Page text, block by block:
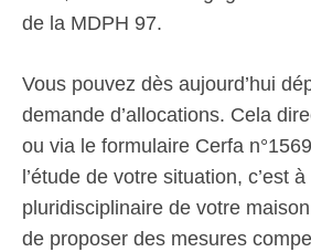
de la MDPH 97.
Vous pouvez dès aujourd’hui
demande d’allocations. Cela
ou via le formulaire Cerfa
l’étude de votre situation, c’est à
pluridisciplinaire de votre
de proposer des mesures